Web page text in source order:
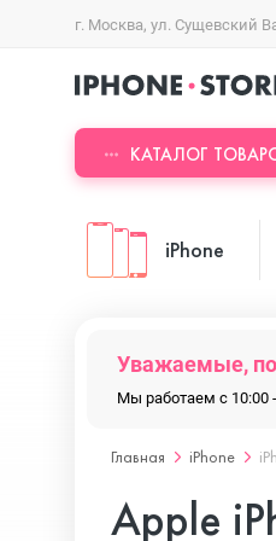
г. Москва, ул. Сущевский
КАТАЛОГ
iPhone
iPhone 17
Уважаемые,
Мы работаем с 10:00
Главная iPhone
Apple